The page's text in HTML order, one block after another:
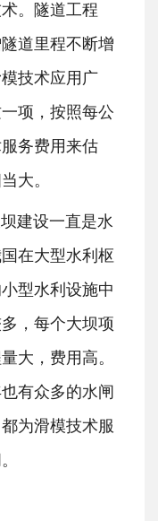
。隧道工程
道里程不断增
技术应用广
项，按照每公
务费用来估
大。
建设一直是水
在大型水利枢
型水利设施中
，每个大坝项
大，费用高。
有众多的水闸
为滑模技术服